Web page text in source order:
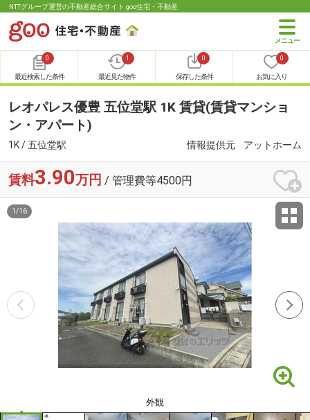
NTTグループ運営の不動産総合サイト goo住宅・不動産
0
最近検索した条件
1
最近見た物件
0
保存した条件
0
お気に入り
レオパレス優豊 五位堂駅 1K 賃貸(賃貸マンショ
ン・アパート)
1K / 五位堂駅 情報提供元 アットホーム
賃料3.90万円 / 管理費等4500円
外観
1 /16